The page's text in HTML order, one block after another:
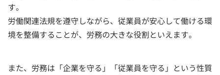
す。
労働関連法規を遵守しながら、従業員が安心して働ける環
境を整備することが、労務の大きな役割といえます。
また、労務は「企業を守る」「従業員を守る」という性質